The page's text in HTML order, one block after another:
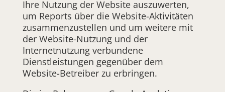
Ihre Nutzung der Website auszuwerten,
um Reports über die Website-Aktivitäten
zusammenzustellen und um weitere mit
der Website-Nutzung und der
Internetnutzung verbundene
Dienstleistungen gegenüber dem
Website-Betreiber zu erbringen.